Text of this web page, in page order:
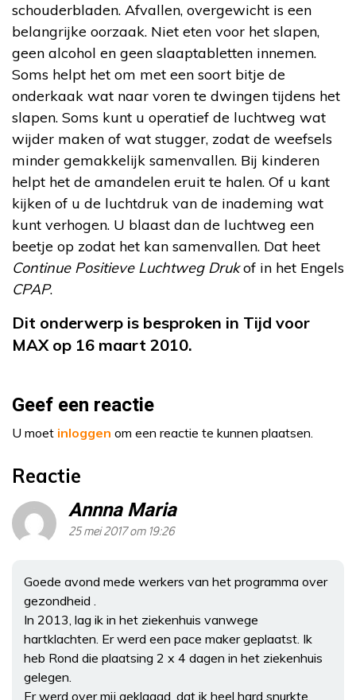
schouderbladen. Afvallen, overgewicht is een
belangrijke oorzaak. Niet eten voor het slapen,
geen alcohol en geen slaaptabletten innemen.
Soms helpt het om met een soort bitje de
onderkaak wat naar voren te dwingen tijdens het
slapen. Soms kunt u operatief de luchtweg wat
wijder maken of wat stugger, zodat de weefsels
minder gemakkelijk samenvallen. Bij kinderen
helpt het de amandelen eruit te halen. Of u kant
kijken of u de luchtdruk van de inademing wat
kunt verhogen. U blaast dan de luchtweg een
beetje op zodat het kan samenvallen. Dat heet
Continue Positieve Luchtweg Drukof in het Engels
CPAP.
Dit onderwerp is besproken in Tijd voor
MAX op 16 maart 2010.
Geef een reactie
U moet inloggen om een reactie te kunnen plaatsen.
Reactie
Annna Maria
25 mei 2017 om 19:26
Goede avond mede werkers van het programma over
gezondheid .
In 2013, lag ik in het ziekenhuis vanwege
hartklachten. Er werd een pace maker geplaatst. Ik
heb Rond die plaatsing 2 x 4 dagen in het ziekenhuis
gelegen.
Er werd over mij geklaagd, dat ik heel hard snurkte.